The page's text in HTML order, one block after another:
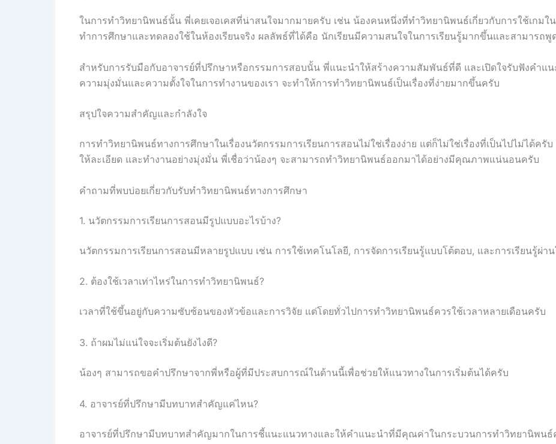
ในการทำวิทยานิพนธ์นั้น พี่เคยเจอเคสที่น่าสนใจมากมายครับ เช่น น้องคนหนึ่งที่ทำวิทยานิพนธ์เกี่ยวกับการใช้เกมใ
ทำการศึกษาและทดลองใช้ในห้องเรียนจริง ผลลัพธ์ที่ได้คือ นักเรียนมีความสนใจในการเรียนรู้มากขึ้นและสามารถ
สำหรับการรับมือกับอาจารย์ที่ปรึกษาหรือกรรมการสอบนั้น พี่แนะนำให้สร้างความสัมพันธ์ที่ดี และเปิดใจรับฟังคำแน
ความมุ่งมั่นและความตั้งใจในการทำงานของเรา จะทำให้การทำวิทยานิพนธ์เป็นเรื่องที่ง่ายมากขึ้นครับ
สรุปใจความสำคัญและกำลังใจ
การทำวิทยานิพนธ์ทางการศึกษาในเรื่องนวัตกรรมการเรียนการสอนไม่ใช่เรื่องง่าย แต่ก็ไม่ใช่เรื่องที่เป็นไปไม่ได้ค
ให้ละเอียด และทำงานอย่างมุ่งมั่น พี่เชื่อว่าน้องๆ จะสามารถทำวิทยานิพนธ์ออกมาได้อย่างมีคุณภาพแน่นอนครับ
คำถามที่พบบ่อยเกี่ยวกับรับทำวิทยานิพนธ์ทางการศึกษา
1. นวัตกรรมการเรียนการสอนมีรูปแบบอะไรบ้าง?
นวัตกรรมการเรียนการสอนมีหลายรูปแบบ เช่น การใช้เทคโนโลยี, การจัดการเรียนรู้แบบโต้ตอบ, และการเรียนรู้ผ่า
2. ต้องใช้เวลาเท่าไหร่ในการทำวิทยานิพนธ์?
เวลาที่ใช้ขึ้นอยู่กับความซับซ้อนของหัวข้อและการวิจัย แต่โดยทั่วไปการทำวิทยานิพนธ์ควรใช้เวลาหลายเดือนครับ
3. ถ้าผมไม่แน่ใจจะเริ่มต้นยังไงดี?
น้องๆ สามารถขอคำปรึกษาจากพี่หรือผู้ที่มีประสบการณ์ในด้านนี้เพื่อช่วยให้แนวทางในการเริ่มต้นได้ครับ
4. อาจารย์ที่ปรึกษามีบทบาทสำคัญแค่ไหน?
อาจารย์ที่ปรึกษามีบทบาทสำคัญมากในการชี้แนะแนวทางและให้คำแนะนำที่มีคุณค่าในกระบวนการทำวิทยานิพนธ์